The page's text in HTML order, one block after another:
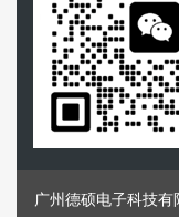
广州德硕电子科技